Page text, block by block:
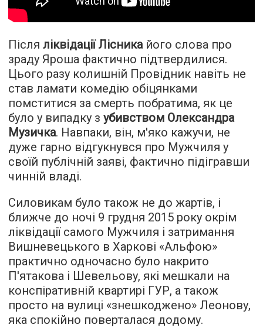
Після ліквідації Лісникайого слова про
зраду Яроша фактично підтвердилися.
Цього разу колишній Провідник навіть не
став ламати комедію обіцянками
помститися за смерть побратима, як це
було у випадку з убивством Олександра
Музичка. Навпаки, він, м'яко кажучи, не
дуже гарно відгукнувся про Мужчиля у
своїй публічній заяві, фактично підігравши
чинній владі.
Силовикам було також не до жартів, і
ближче до ночі 9 грудня 2015 року окрім
ліквідації самого Мужчиля і затримання
Вишневецького в Харкові «Альфою»
практично одночасно було накрито
П'ятакова і Шевельову, які мешкали на
конспіративній квартирі ГУР, а також
просто на вулиці «знешкоджено» Леонову,
яка спокійно поверталася додому.